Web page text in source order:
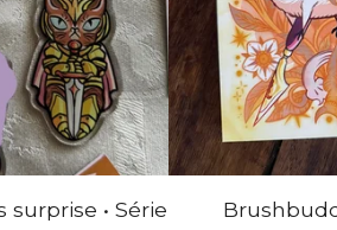
surprise • Série